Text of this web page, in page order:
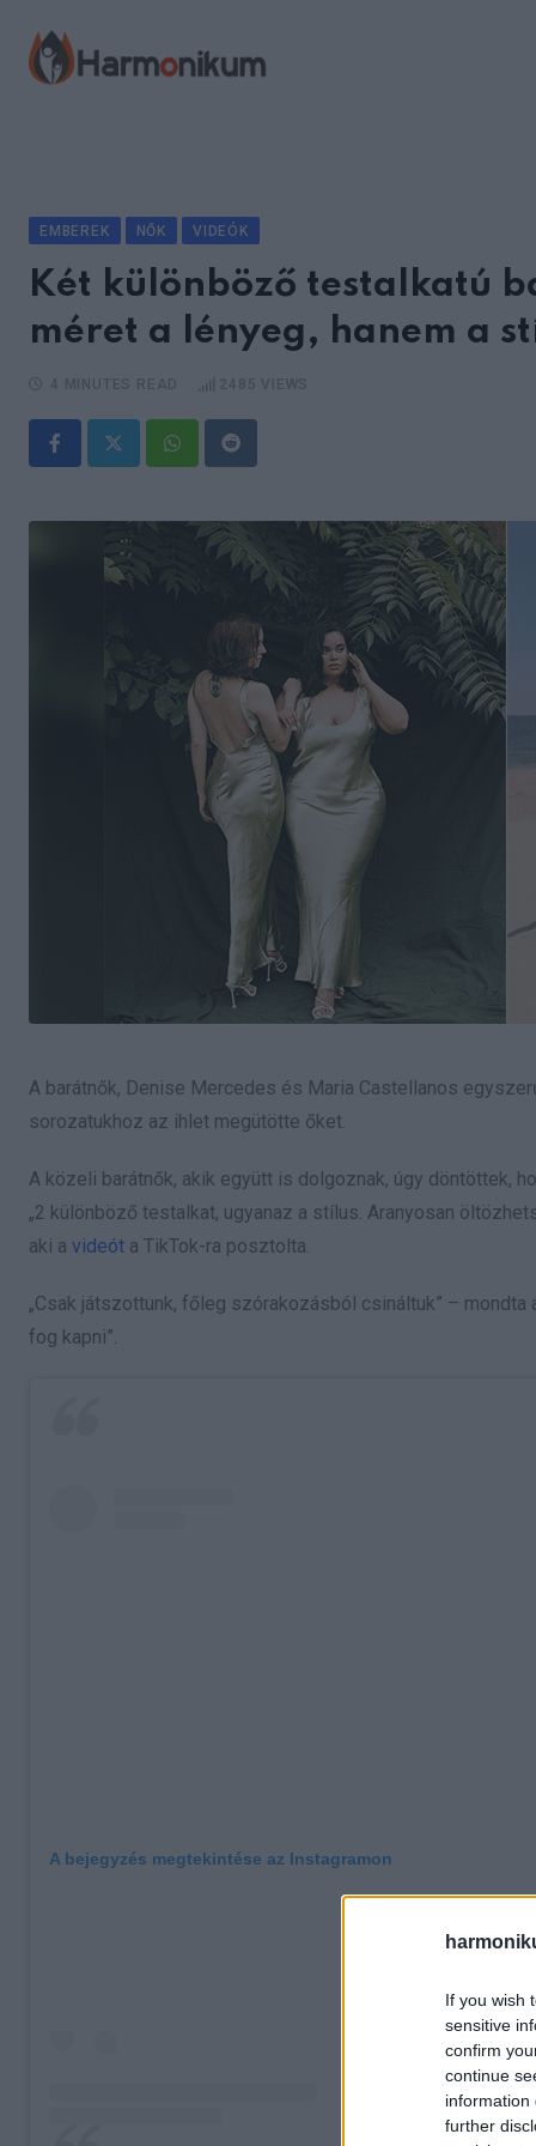
If you wish
sensitive
confirm
continue
information
further
content
EMBEREK NŐK VIDEÓK
Két különböző testalkatú
méret a lényeg, hanem a
WhatsappReddit
A barátnők, Denise Mercedes és Maria Castellanos
sorozatukhoz az ihlet megütötte őket.
A közeli barátnők, akik együtt is dolgoznak, úgy döntöttek,
„2 különböző testalkat, ugyanaz a stílus. Aranyosan
aki a videót a TikTok-ra posztolta.
„Csak játszottunk, főleg szórakozásból csináltuk” – mondta
fog kapni”.
A bejegyzés megtekintése az Instagramon